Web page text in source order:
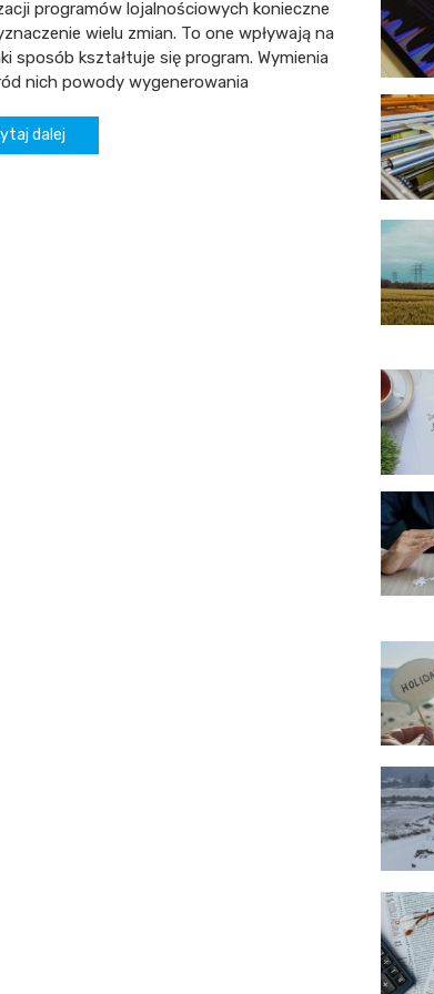
programów lojalnościowych konieczne
wielu zmian. To one wpływają na
sposób kształtuje się program. Wymienia
nich powody wygenerowania
dalej